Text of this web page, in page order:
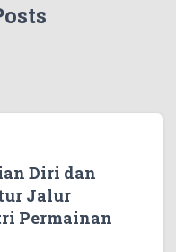
Diri dan
Jalur
Permainan